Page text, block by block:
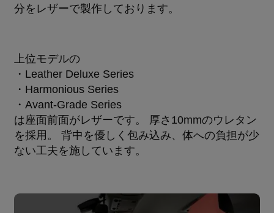
分をレザーで製作しております。
上位モデルの
・Leather Deluxe Series
・Harmonious Series
・Avant-Grade Series
は座面前面がレザーです。 厚さ10mmのウレタン
を採用。 背中を優しく包み込み、体への負担が少
ない工夫を施しています。